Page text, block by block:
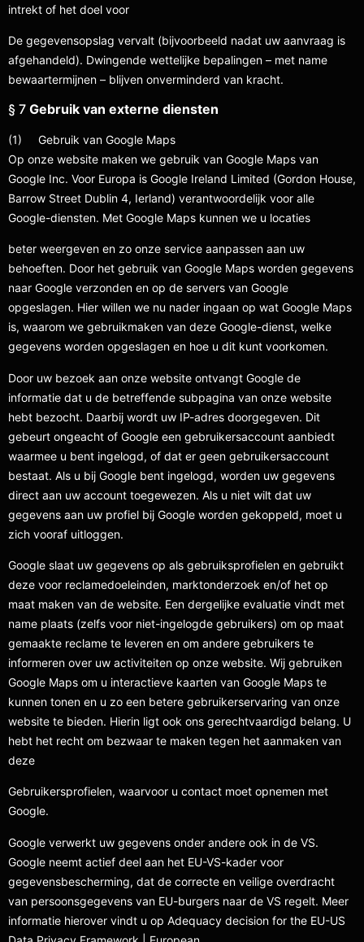
intrekt of het doel voor
De gegevensopslag vervalt (bijvoorbeeld nadat uw aanvraag is
afgehandeld). Dwingende wettelijke bepalingen – met name
bewaartermijnen – blijven onverminderd van kracht.
§ 7 Gebruik van externe diensten
(1) Gebruik van Google Maps
Op onze website maken we gebruik van Google Maps van
Google Inc. Voor Europa is Google Ireland Limited (Gordon House,
Barrow Street Dublin 4, Ierland) verantwoordelijk voor alle
Google-diensten. Met Google Maps kunnen we u locaties
beter weergeven en zo onze service aanpassen aan uw
behoeften. Door het gebruik van Google Maps worden gegevens
naar Google verzonden en op de servers van Google
opgeslagen. Hier willen we nu nader ingaan op wat Google Maps
is, waarom we gebruikmaken van deze Google-dienst, welke
gegevens worden opgeslagen en hoe u dit kunt voorkomen.
Door uw bezoek aan onze website ontvangt Google de
informatie dat u de betreffende subpagina van onze website
hebt bezocht. Daarbij wordt uw IP-adres doorgegeven. Dit
gebeurt ongeacht of Google een gebruikersaccount aanbiedt
waarmee u bent ingelogd, of dat er geen gebruikersaccount
bestaat. Als u bij Google bent ingelogd, worden uw gegevens
direct aan uw account toegewezen. Als u niet wilt dat uw
gegevens aan uw profiel bij Google worden gekoppeld, moet u
zich vooraf uitloggen.
Google slaat uw gegevens op als gebruiksprofielen en gebruikt
deze voor reclamedoeleinden, marktonderzoek en/of het op
maat maken van de website. Een dergelijke evaluatie vindt met
name plaats (zelfs voor niet-ingelogde gebruikers) om op maat
gemaakte reclame te leveren en om andere gebruikers te
informeren over uw activiteiten op onze website. Wij gebruiken
Google Maps om u interactieve kaarten van Google Maps te
kunnen tonen en u zo een betere gebruikerservaring van onze
website te bieden. Hierin ligt ook ons gerechtvaardigd belang. U
hebt het recht om bezwaar te maken tegen het aanmaken van
deze
Gebruikersprofielen, waarvoor u contact moet opnemen met
Google.
Google verwerkt uw gegevens onder andere ook in de VS.
Google neemt actief deel aan het EU-VS-kader voor
gegevensbescherming, dat de correcte en veilige overdracht
van persoonsgegevens van EU-burgers naar de VS regelt. Meer
informatie hierover vindt u op Adequacy decision for the EU-US